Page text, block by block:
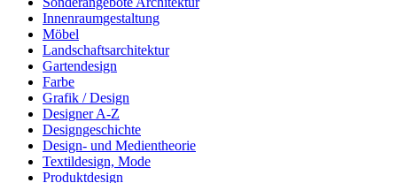
Innenraumgestaltung
Möbel
Landschaftsarchitektur
Gartendesign
Farbe
Grafik / Design
Designer A-Z
Designgeschichte
Design- und Medientheorie
Textildesign, Mode
Produktdesign